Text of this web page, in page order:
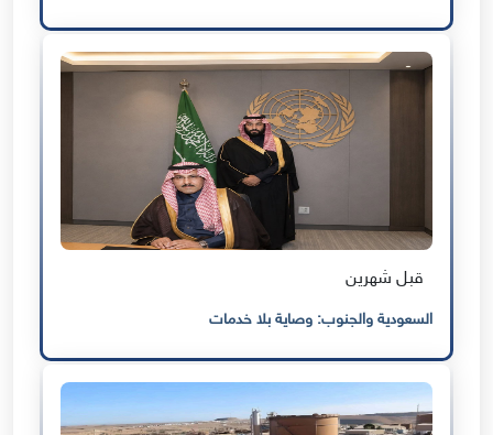
قبل شهرين
السعودية والجنوب: وصاية بلا خدمات